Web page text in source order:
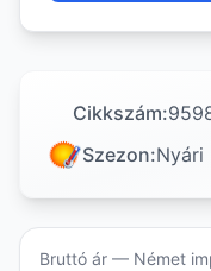
Cikkszám:
Szezon:Nyári
Bruttó ár — Német